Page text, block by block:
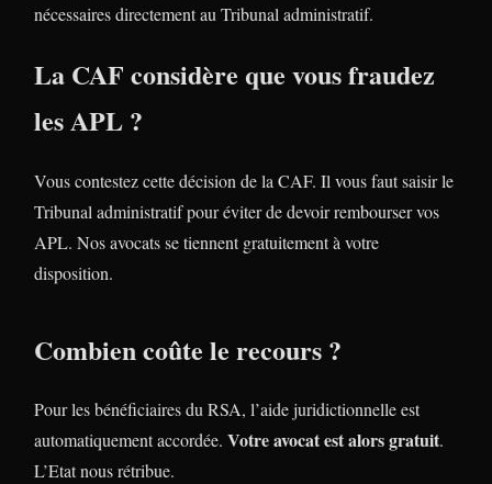
nécessaires directement au Tribunal administratif.
La CAF considère que vous fraudez
les APL ?
Vous contestez cette décision de la CAF. Il vous faut saisir le
Tribunal administratif pour éviter de devoir rembourser vos
APL. Nos avocats se tiennent gratuitement à votre
disposition.
Combien coûte le recours ?
Pour les bénéficiaires du RSA, l’aide juridictionnelle est
automatiquement accordée. Votre avocat est alors gratuit.
L’Etat nous rétribue.